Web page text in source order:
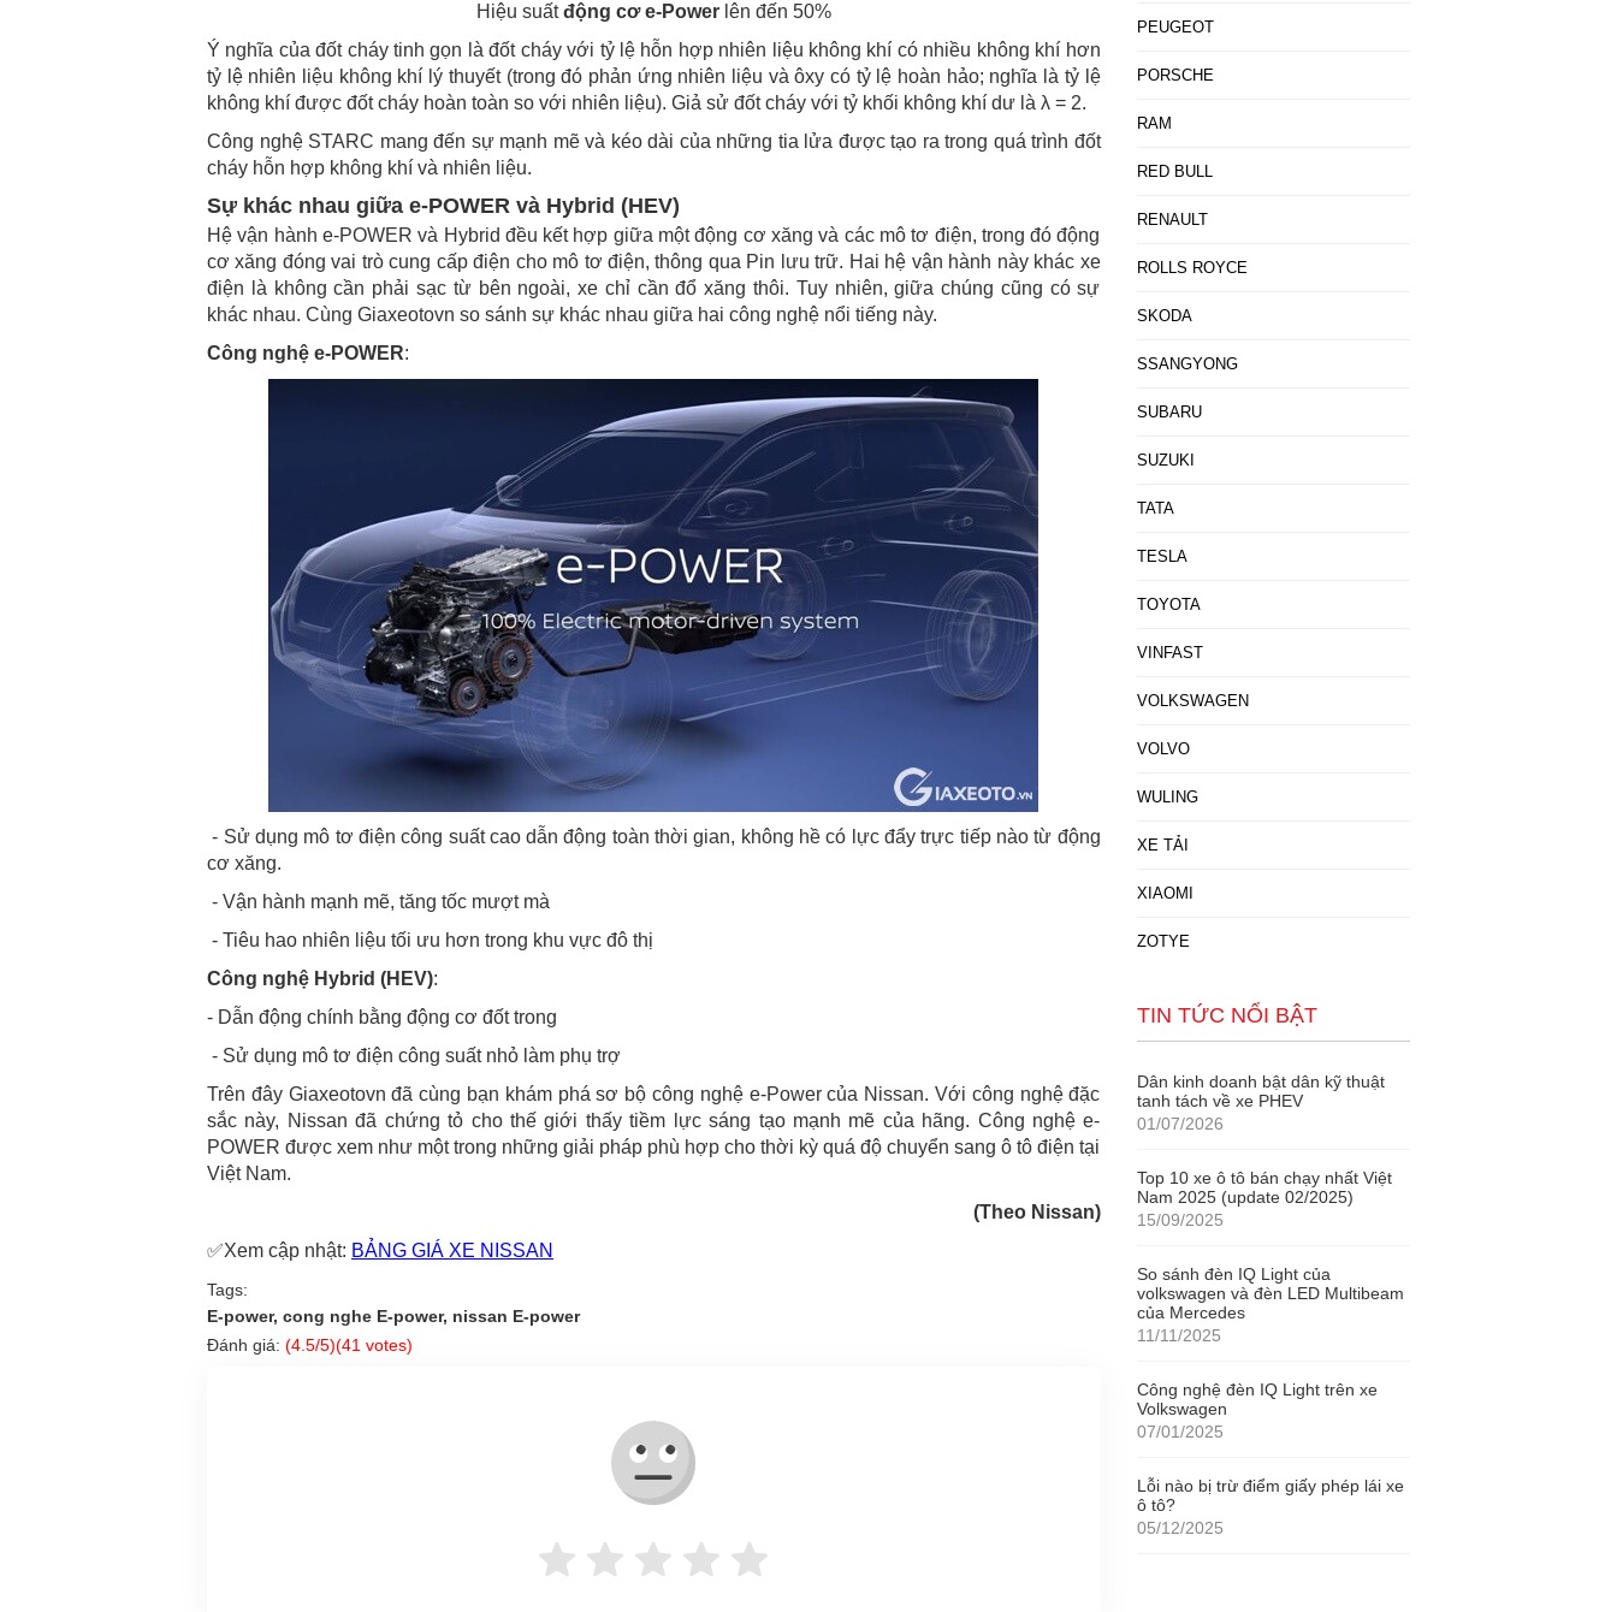
Hiệu suấtđộng cơ e-Powerlên đến 50%
Ý nghĩa của đốt cháy tinh gọn là đốt cháy với tỷ lệ hỗn hợp nhiên liệu không khí có nhiều không khí hơn
tỷ lệ nhiên liệu không khí lý thuyết (trong đó phản ứng nhiên liệu và ôxy có tỷ lệ hoàn hảo; nghĩa là tỷ lệ
không khí được đốt cháy hoàn toàn so với nhiên liệu). Giả sử đốt cháy với tỷ khối không khí dư là λ = 2.
Công nghệ STARC mang đến sự mạnh mẽ và kéo dài của những tia lửa được tạo ra trong quá trình đốt
cháy hỗn hợp không khí và nhiên liệu.
Sự khác nhau giữa e-POWER và Hybrid (HEV)
Hệ vận hành e-POWER và Hybrid đều kết hợp giữa một động cơ xăng và các mô tơ điện, trong đó động
cơ xăng đóng vai trò cung cấp điện cho mô tơ điện, thông qua Pin lưu trữ. Hai hệ vận hành này khác xe
điện là không cần phải sạc từ bên ngoài, xe chỉ cần đổ xăng thôi. Tuy nhiên, giữa chúng cũng có sự
khác nhau. Cùng Giaxeotovn so sánh sự khác nhau giữa hai công nghệ nổi tiếng này.
Công nghệ e-POWER:
- Sử dụng mô tơ điện công suất cao dẫn động toàn thời gian, không hề có lực đẩy trực tiếp nào từ động
cơ xăng.
- Vận hành mạnh mẽ, tăng tốc mượt mà
- Tiêu hao nhiên liệu tối ưu hơn trong khu vực đô thị
Công nghệ Hybrid (HEV):
- Dẫn động chính bằng động cơ đốt trong
- Sử dụng mô tơ điện công suất nhỏ làm phụ trợ
Trên đây Giaxeotovn đã cùng bạn khám phá sơ bộ công nghệ e-Power của Nissan. Với công nghệ đặc
sắc này, Nissan đã chứng tỏ cho thế giới thấy tiềm lực sáng tạo mạnh mẽ của hãng. Công nghệ e-
POWER được xem như một trong những giải pháp phù hợp cho thời kỳ quá độ chuyển sang ô tô điện tại
Việt Nam.
(Theo Nissan)
✅Xem cập nhật: BẢNG GIÁ XE NISSAN
Tags:
E-power, cong nghe E-power, nissan E-power
Đánh giá: (4.5/5)(41 votes)
PEUGEOT
PORSCHE
RAM
RED BULL
RENAULT
ROLLS ROYCE
SKODA
SSANGYONG
SUBARU
SUZUKI
TATA
TESLA
TOYOTA
VINFAST
VOLKSWAGEN
VOLVO
WULING
XE TẢI
XIAOMI
ZOTYE
TIN TỨC NỔI BẬT
Dân kinh doanh bật dân kỹ thuật
tanh tách về xe PHEV
01/07/2026
Top 10 xe ô tô bán chạy nhất Việt
Nam 2025 (update 02/2025)
15/09/2025
So sánh đèn IQ Light của
volkswagen và đèn LED Multibeam
của Mercedes
11/11/2025
Công nghệ đèn IQ Light trên xe
Volkswagen
07/01/2025
Lỗi nào bị trừ điểm giấy phép lái xe
ô tô?
05/12/2025